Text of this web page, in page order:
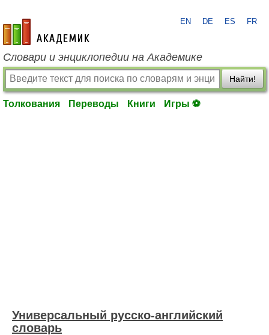
academic.ru
EN DE ES FR
Словари и энциклопедии на Академике
Найти!
Толкования Переводы Книги Игры ⚽
Универсальный русско-английский
словарь